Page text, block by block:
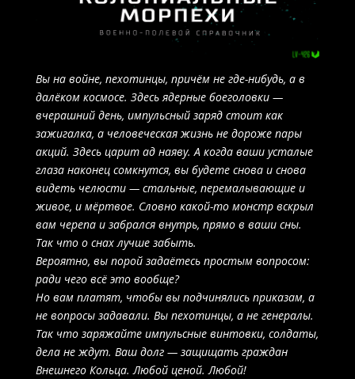
Вы на войне, пехотинцы, причём не где-нибудь, а в
далёком космосе. Здесь ядерные боеголовки —
вчерашний день, импульсный заряд стоит как
зажигалка, а человеческая жизнь не дороже пары
акций. Здесь царит ад наяву. А когда ваши усталые
глаза наконец сомкнутся, вы будете снова и снова
видеть челюсти — стальные, перемалывающие и
живое, и мёртвое. Словно какой-то монстр вскрыл
вам черепа и забрался внутрь, прямо в ваши сны.
Так что о снах лучше забыть.
Вероятно, вы порой задаётесь простым вопросом:
ради чего всё это вообще?
Но вам платят, чтобы вы подчинялись приказам, а
не вопросы задавали. Вы пехотинцы, а не генералы.
Так что заряжайте импульсные винтовки, солдаты,
дела не ждут. Ваш долг — защищать граждан
Внешнего Кольца. Любой ценой. Любой!